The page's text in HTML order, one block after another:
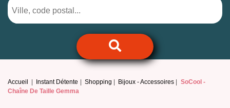
Accueil Instant Détente Shopping Bijoux - Accessoires
SoCool -
Chaîne De Taille Gemma